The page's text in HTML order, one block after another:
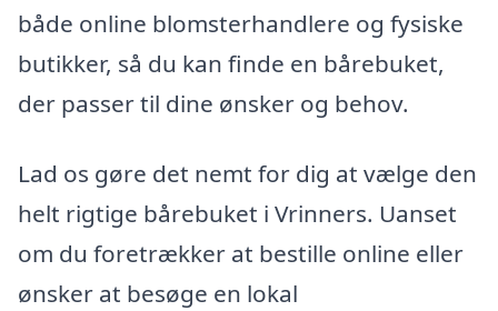
både online blomsterhandlere og fysiske
butikker, så du kan finde en bårebuket,
der passer til dine ønsker og behov.
Lad os gøre det nemt for dig at vælge den
helt rigtige bårebuket i Vrinners. Uanset
om du foretrækker at bestille online eller
ønsker at besøge en lokal